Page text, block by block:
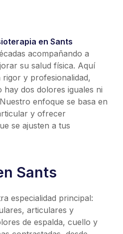
en Sants
acompañando a
su salud física. Aquí
y profesionalidad,
hay dos dolores iguales ni
enfoque se basa en
y ofrecer
se ajusten a tus
Sants
especialidad principal:
articulares y
de espalda, cuello y